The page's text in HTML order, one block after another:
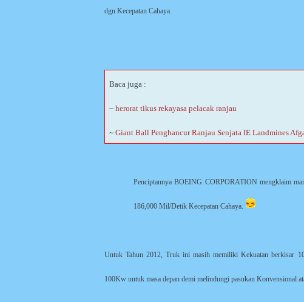
dgn Kecepatan Cahaya.
Baca juga :
~herorat tikus rekayasa pelacak ranjau
~Giant Ball Penghancur Ranjau Senjata IE Landmines
Penciptannya BOEING CORPORATION mengklaim
186,000 Mil/Detik Kecepatan Cahaya.
Untuk Tahun 2012, Truk ini masih memiliki Kekuatan berkisar
100Kw untuk masa depan demi melindungi pasukan Konvensional